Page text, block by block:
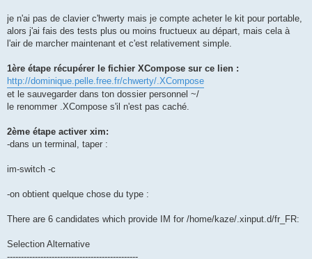
je n'ai pas de clavier c'hwerty mais je compte acheter le kit pour portable,
alors j'ai fais des tests plus ou moins fructueux au départ, mais cela à
l'air de marcher maintenant et c'est relativement simple.
1ère étape récupérer le fichier XCompose sur ce lien :
http://dominique.pelle.free.fr/chwerty/.XCompose
et le sauvegarder dans ton dossier personnel ~/
le renommer .XCompose s'il n'est pas caché.
2ème étape activer xim:
-dans un terminal, taper :
im-switch -c
-on obtient quelque chose du type :
There are 6 candidates which provide IM for /home/kaze/.xinput.d/fr_FR:
Selection Alternative
-----------------------------------------------